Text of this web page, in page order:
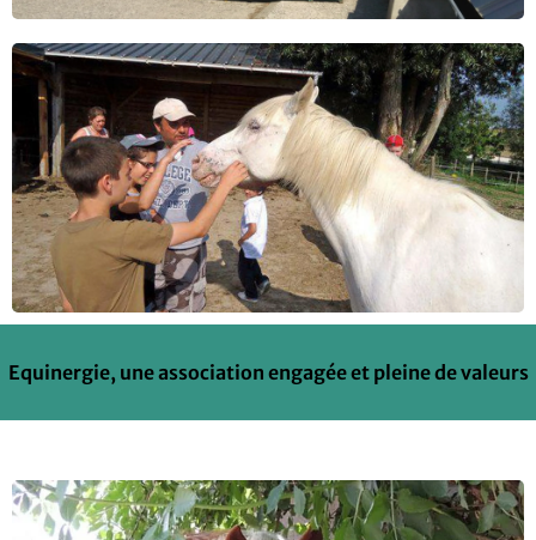
Equinergie, une association engagée et pleine de valeurs